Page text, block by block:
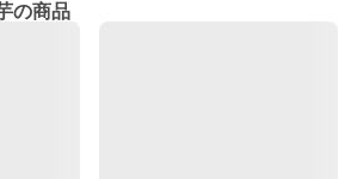
の商品